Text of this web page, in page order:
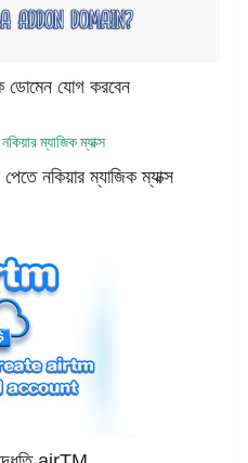
ডোমেন যোগ করবেন
নকিয়ার ম্যাজিক ম্যাক্স